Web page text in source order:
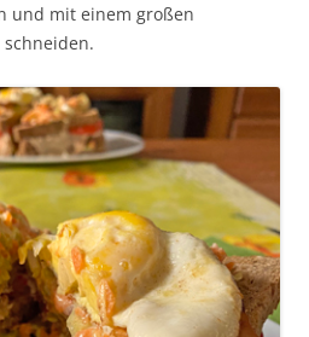
und mit einem großen
schneiden.